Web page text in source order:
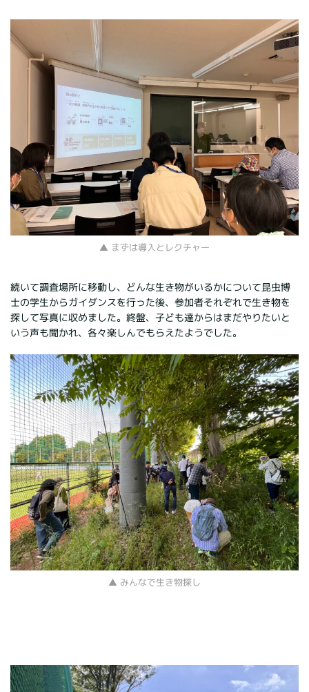
▲ まずは導入とレクチャー
続いて調査場所に移動し、どんな生き物がいるかについて昆虫博
士の学生からガイダンスを行った後、参加者それぞれで生き物を
探して写真に収めました。終盤、子ども達からはまだやりたいと
いう声も聞かれ、各々楽しんでもらえたようでした。
▲ みんなで生き物探し